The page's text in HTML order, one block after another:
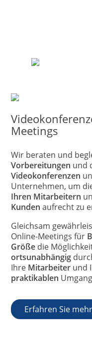
Meetings
Wir beraten und
Vorbereitungen und
Videokonferenzen
Unternehmen, um
Ihren Mitarbeitern
Kunden aufrecht zu
Gleichsam
Online-Meetings für
Größe die
ortsunabhängig
Ihre Mitarbeiter und
praktikablen
Erfahren Sie